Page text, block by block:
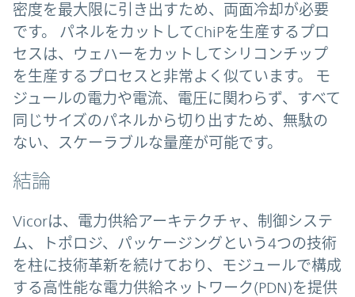
密度を最大限に引き出すため、両面冷却が必要
です。 パネルをカットしてChiPを生産するプロ
セスは、ウェハーをカットしてシリコンチップ
を生産するプロセスと非常よく似ています。 モ
ジュールの電力や電流、電圧に関わらず、すべて
同じサイズのパネルから切り出すため、無駄の
ない、スケーラブルな量産が可能です。
結論
Vicorは、電力供給アーキテクチャ、制御システ
ム、トポロジ、パッケージングという4つの技術
を柱に技術革新を続けており、モジュールで構成
する高性能な電力供給ネットワーク(PDN)を提供